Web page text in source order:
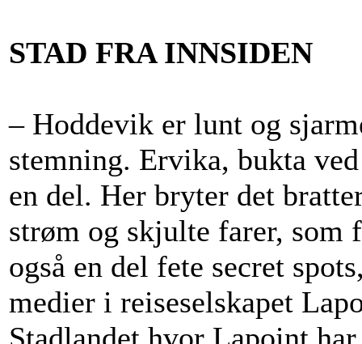
STAD FRA INNSIDEN
– Hoddevik er lunt og
stemning. Ervika, bukta
en del. Her bryter det
strøm og skjulte farer, som
også en del fete secret
medier i reiseselskapet